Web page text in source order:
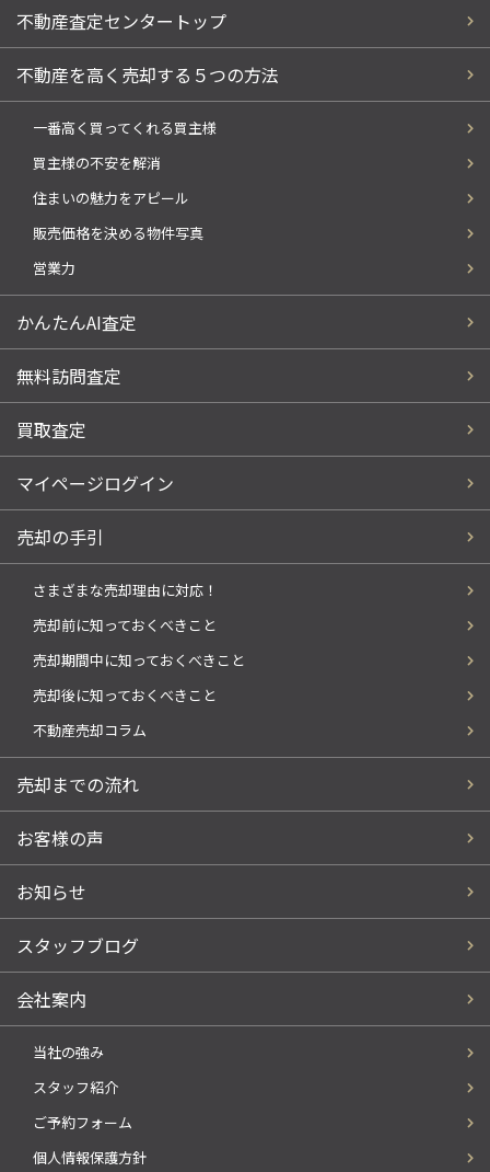
不動産査定センタートップ
不動産を高く売却する５つの方法
一番高く買ってくれる買主様
買主様の不安を解消
住まいの魅力をアピール
販売価格を決める物件写真
営業力
かんたんAI査定
無料訪問査定
買取査定
マイページログイン
売却の手引
さまざまな売却理由に対応！
売却前に知っておくべきこと
売却期間中に知っておくべきこと
売却後に知っておくべきこと
不動産売却コラム
売却までの流れ
お客様の声
お知らせ
スタッフブログ
会社案内
当社の強み
スタッフ紹介
ご予約フォーム
個人情報保護方針